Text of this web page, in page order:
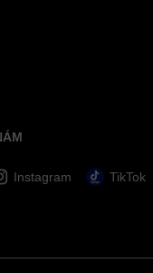
Instagram TikTok